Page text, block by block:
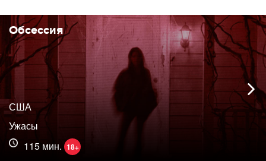
Обсессия
США
Ужасы
115 мин. 18+